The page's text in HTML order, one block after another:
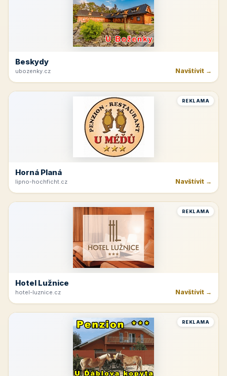
Beskydy
ubozenky.cz Navštívit →
REKLAMA
Horná Planá
lipno-hochficht.cz Navštívit →
REKLAMA
Hotel Lužnice
hotel-luznice.cz Navštívit →
REKLAMA